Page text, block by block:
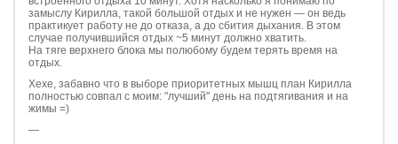
замыслу Кирилла, такой большой отдых и не нужен — он ведь
практикует работу не до отказа, а до сбития дыхания. В этом
случае получившийся отдых ~5 минут должно хватить.
На тяге верхнего блока мы полюбому будем терять время на
отдых.
Хехе, забавно что в выборе приоритетных мышц план Кирилла
полностью совпал с моим: "лучший" день на подтягивания и на
жимы =)
—